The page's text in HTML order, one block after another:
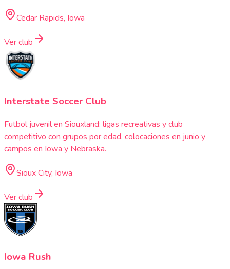
Cedar Rapids, Iowa
Ver club
Interstate Soccer Club
Futbol juvenil en Siouxland: ligas recreativas y club
competitivo con grupos por edad, colocaciones en junio y
campos en Iowa y Nebraska.
Sioux City, Iowa
Ver club
Iowa Rush